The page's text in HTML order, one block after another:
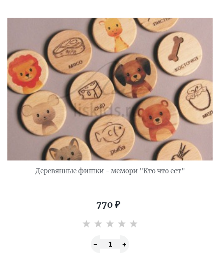
Деревянные фишки - мемори "Кто что ест"
770 ₽